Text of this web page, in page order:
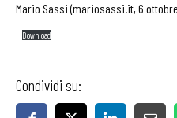
Mario Sassi (mariosassi.it, 6
Download
Condividi su: